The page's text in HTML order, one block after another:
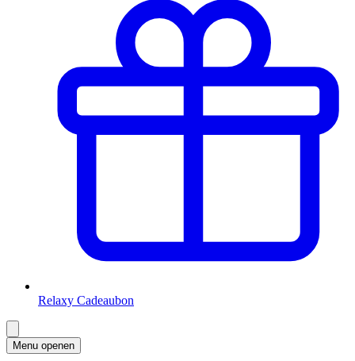
Relaxy Cadeaubon
Menu openen